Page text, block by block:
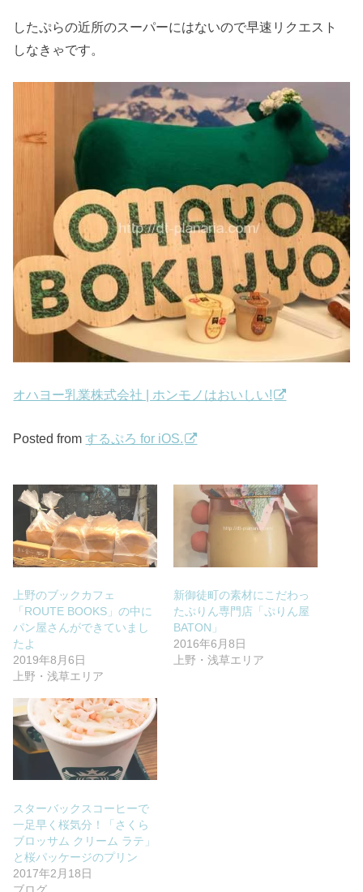
したぷらの近所のスーパーにはないので早速リクエスト
しなきゃです。
オハヨー乳業株式会社 | ホンモノはおいしい!
Posted fromするぷろ for iOS.
上野のブックカフェ
「ROUTE BOOKS」の中に
パン屋さんができていまし
たよ
2019年8月6日
上野・浅草エリア
新御徒町の素材にこだわっ
たぷりん専門店「ぷりん屋
BATON」
2016年6月8日
上野・浅草エリア
スターバックスコーヒーで
一足早く桜気分！「さくら
ブロッサム クリーム ラテ」
と桜パッケージのプリン
2017年2月18日